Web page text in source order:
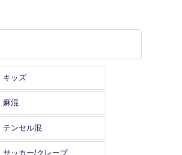
キッズ
麻混
テンセル混
サッカー/クレープ